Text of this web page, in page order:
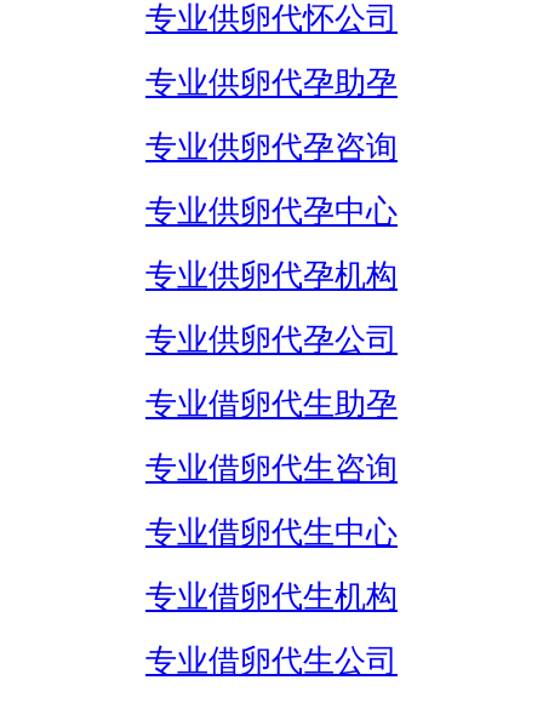
专业供卵代怀公司
专业供卵代孕助孕
专业供卵代孕咨询
专业供卵代孕中心
专业供卵代孕机构
专业供卵代孕公司
专业借卵代生助孕
专业借卵代生咨询
专业借卵代生中心
专业借卵代生机构
专业借卵代生公司